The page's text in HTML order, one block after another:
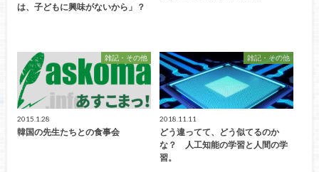
は、子どもに興味がないから」？
雑記・その他
2015.1.28
韓国の先生たちとの食事会
雑記・その他
2018.11.11
どう違ってて、どう似てるのか
な？ 人工知能の学習と人間の学
習。